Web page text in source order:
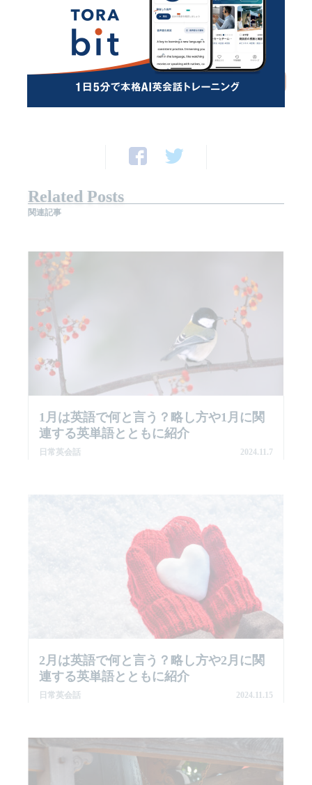
いますね」ということが、スッと言えるようになりまし
Related Posts
関連記事
1月は英語で何と言う？略し方や1月に関
連する英単語とともに紹介
日常英会話 2024.11.7
2月は英語で何と言う？略し方や2月に関
連する英単語とともに紹介
日常英会話 2024.11.15